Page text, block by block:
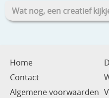
Wat nog, een creatief
Home
Contact
Algemene voorwaarden